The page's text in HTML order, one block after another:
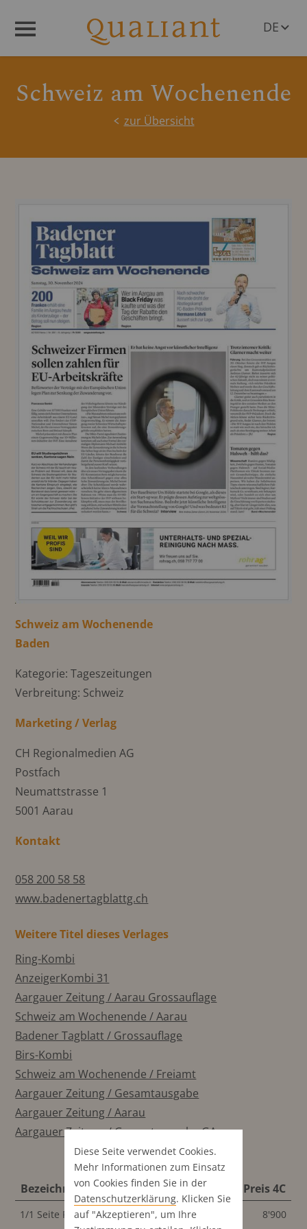
DE
Schweiz am Wochenende
zur Übersicht
Schweiz am Wochenende
Baden
Kategorie: Tageszeitungen
Verbreitung: Schweiz
Marketing / Verlag
CH Regionalmedien AG
Postfach
Neumattstrasse 1
5001 Aarau
Kontakt
058 200 58 58
www.badenertagblattg.ch
Weitere Titel dieses Verlages
Ring-Kombi
AnzeigerKombi 31
Aargauer Zeitung / Aarau Grossauflage
Schweiz am Wochenende / Aarau
Badener Tagblatt / Grossauflage
Birs-Kombi
Schweiz am Wochenende / Freiamt
Aargauer Zeitung / Gesamtausgabe
Aargauer Zeitung / Aarau
Aargauer Zeitung / Gesamtausgabe GA
Bezeichnung Format Preis 4C
1/1 Seite Publi-Reportage 291x440 mm
8'900
Diese Seite verwendet Cookies.
Mehr Informationen zum Einsatz
von Cookies finden Sie in der
Datenschutz­erklärung. Klicken Sie
auf "Akzeptieren", um Ihre